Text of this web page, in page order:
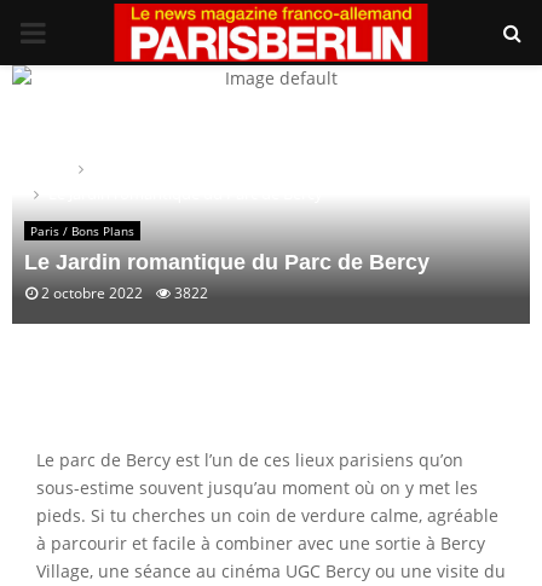
PRIMARY
MENU
Paris / Bons Plans
Le Jardin romantique du Parc de Bercy
2 octobre 2022 3822
Le parc de Bercy est l’un de ces lieux parisiens qu’on
sous-estime souvent jusqu’au moment où on y met les
pieds. Si tu cherches un coin de verdure calme, agréable
à parcourir et facile à combiner avec une sortie à Bercy
Village, une séance au cinéma UGC Bercy ou une visite du